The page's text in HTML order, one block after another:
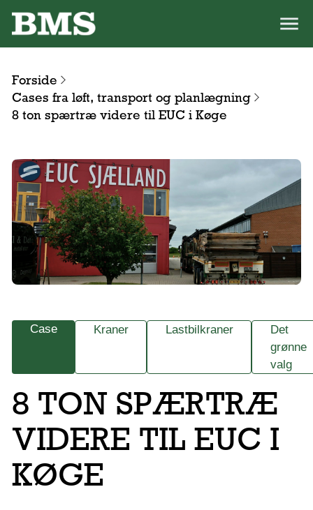
Forside
Cases fra løft, transport og planlægning
8 ton spærtræ videre til EUC i Køge
Case Kraner Lastbilkraner
Det
grønne
valg
8 TON SPÆRTRÆ
VIDERE TIL EUC I
KØGE